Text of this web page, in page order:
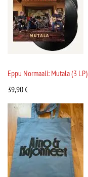
Eppu Normaali: Mutala (3 LP)
39,90€